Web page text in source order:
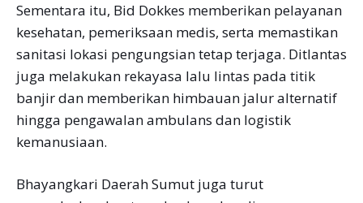
Sementara itu, Bid Dokkes memberikan pelayanan
kesehatan, pemeriksaan medis, serta memastikan
sanitasi lokasi pengungsian tetap terjaga. Ditlantas
juga melakukan rekayasa lalu lintas pada titik
banjir dan memberikan himbauan jalur alternatif
hingga pengawalan ambulans dan logistik
kemanusiaan.
Bhayangkari Daerah Sumut juga turut